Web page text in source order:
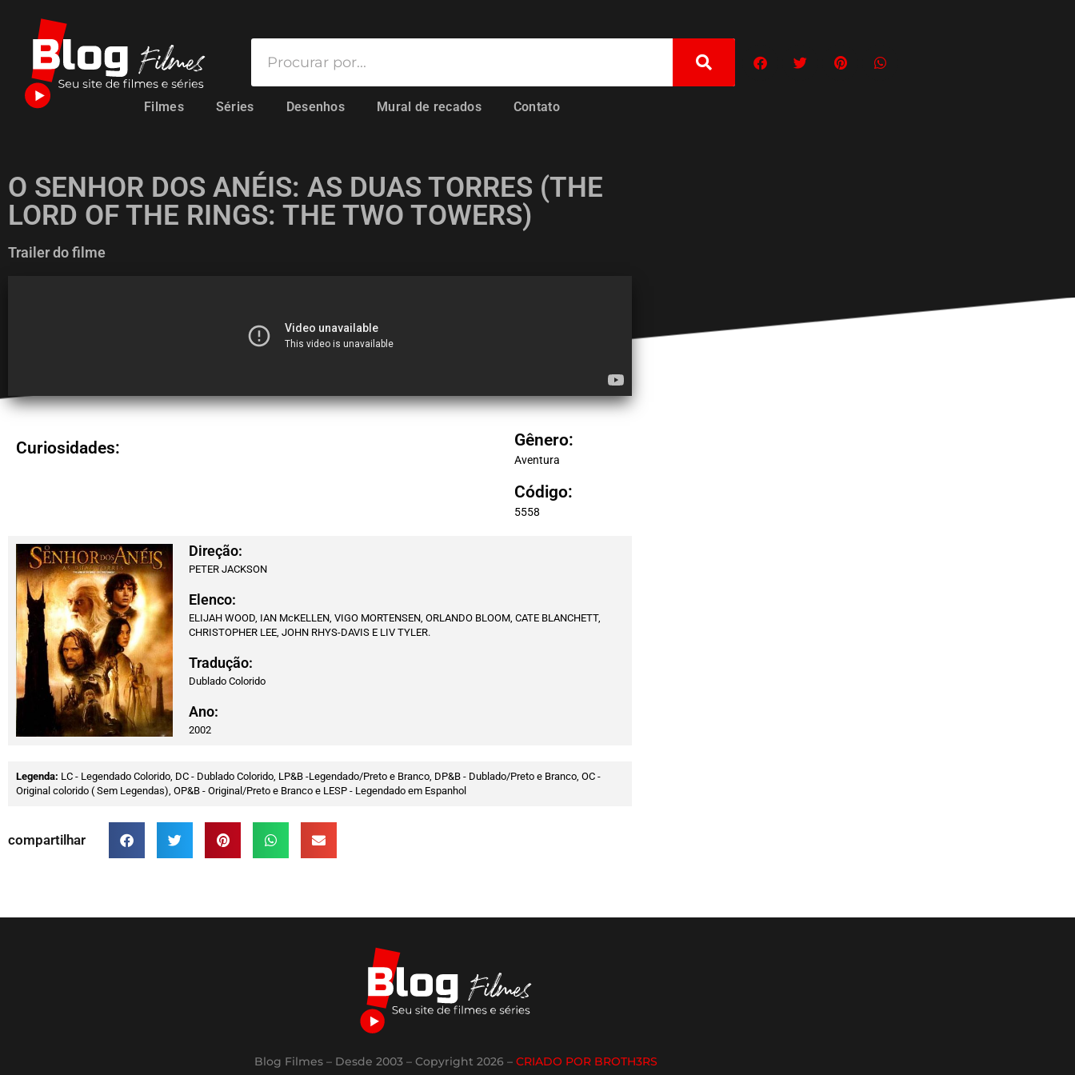
Filmes Séries Desenhos Mural de recados Contato
O SENHOR DOS ANÉIS: AS DUAS TORRES (THE
LORD OF THE RINGS: THE TWO TOWERS)
Trailer do filme
Curiosidades: Gênero:
Aventura
Código:
5558
Direção:
PETER JACKSON
Elenco:
ELIJAH WOOD, IAN McKELLEN, VIGO MORTENSEN, ORLANDO BLOOM, CATE BLANCHETT,
CHRISTOPHER LEE, JOHN RHYS-DAVIS E LIV TYLER.
Tradução:
Dublado Colorido
Ano:
2002
Legenda: LC - Legendado Colorido, DC - Dublado Colorido, LP&B -Legendado/Preto e Branco, DP&B - Dublado/Preto e Branco, OC -
Original colorido ( Sem Legendas), OP&B - Original/Preto e Branco e LESP - Legendado em Espanhol
compartilhar
Blog Filmes – Desde 2003 – Copyright 2026 – CRIADO POR BROTH3RS